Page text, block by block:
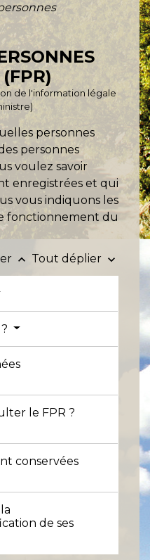
(FPR)
de l'information légale
personnes
personnes
voulez savoir
enregistrées et qui
vous indiquons les
fonctionnement du
keyboard_arrow_up Tout déplier keyboard_arrow_down
le FPR ?
conservées
de ses